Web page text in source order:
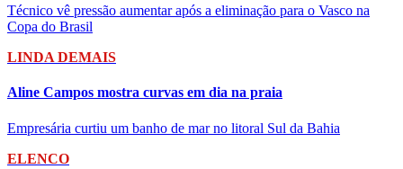
Técnico vê pressão aumentar após a eliminação para o Vasco na
Copa do Brasil
LINDA DEMAIS
Aline Campos mostra curvas em dia na praia
Empresária curtiu um banho de mar no litoral Sul da Bahia
ELENCO